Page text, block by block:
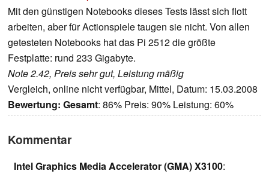
Mit den günstigen Notebooks dieses Tests lässt sich flott
arbeiten, aber für Actionspiele taugen sie nicht. Von allen
getesteten Notebooks hat das Pi 2512 die größte
Festplatte: rund 233 Gigabyte.
Note 2.42, Preis sehr gut, Leistung mäßig
Vergleich, online nicht verfügbar, Mittel, Datum: 15.03.2008
Bewertung: Gesamt: 86% Preis: 90% Leistung: 60%
Kommentar
Intel Graphics Media Accelerator (GMA) X3100: